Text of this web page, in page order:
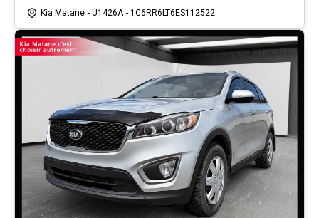
Kia Matane - U1426A - 1C6RR6LT6ES112522